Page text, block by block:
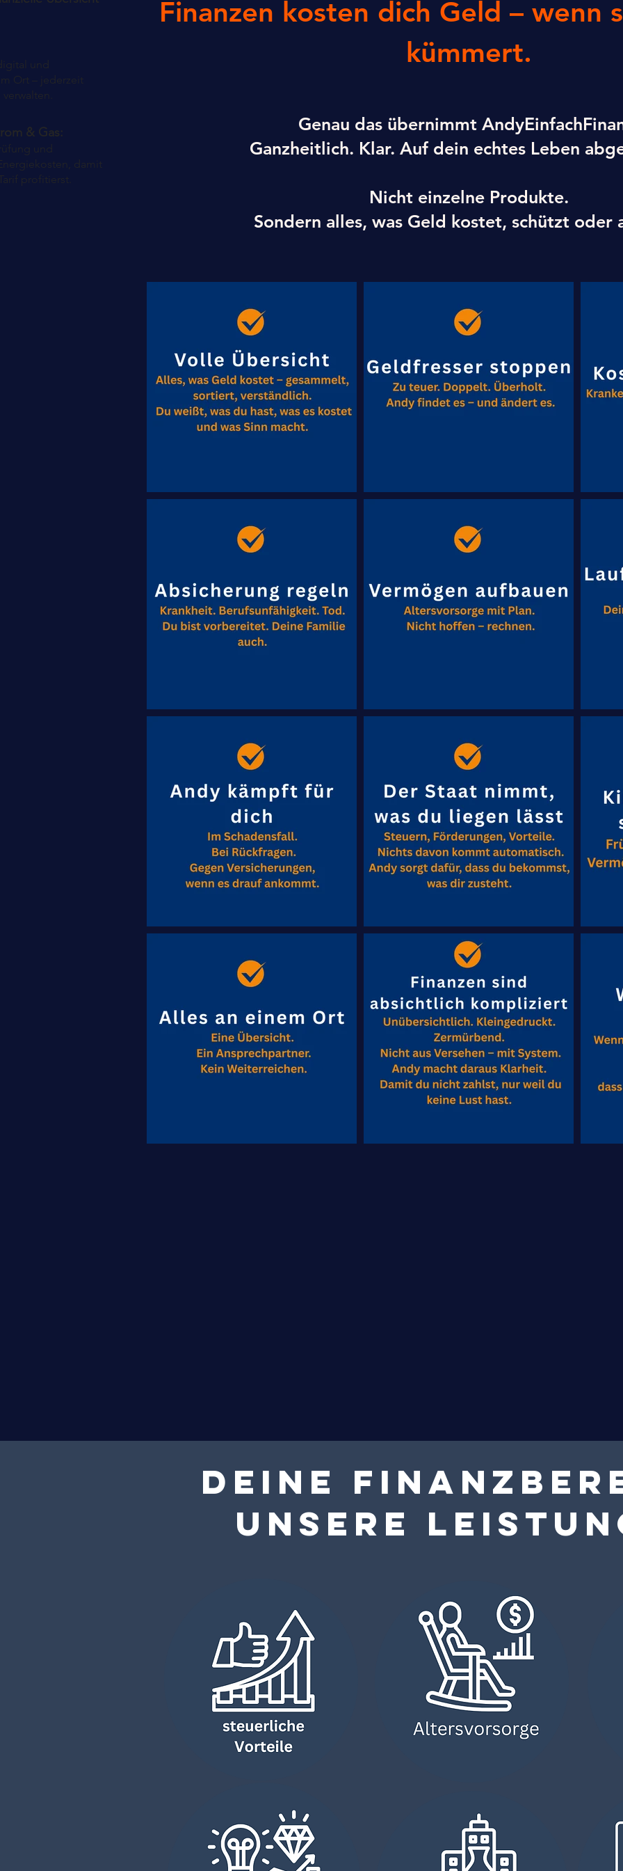
& Gas:
und
damit
profitierst.
und
Ort – jederzeit
Finanzen kosten dich Geld – wenn
kümmert.
Genau das übernimmt
Ganzheitlich. Klar. Auf dein echtes Leben
Nicht einzelne Produkte.
Sondern alles, was Geld kostet, schützt oder
Deine
unsere